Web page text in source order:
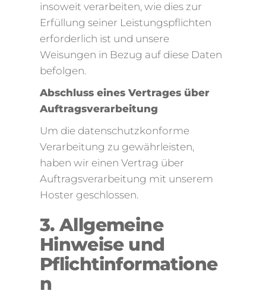
insoweit verarbeiten, wie dies zur
Erfüllung seiner Leistungspflichten
erforderlich ist und unsere
Weisungen in Bezug auf diese Daten
befolgen.
Abschluss eines Vertrages über
Auftragsverarbeitung
Um die datenschutzkonforme
Verarbeitung zu gewährleisten,
haben wir einen Vertrag über
Auftragsverarbeitung mit unserem
Hoster geschlossen.
3. Allgemeine
Hinweise und
Pflichtinformatione
n